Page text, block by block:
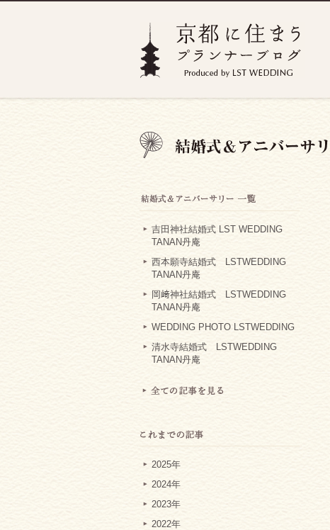
吉田神社結婚式 LST WEDDING
TANAN丹庵
西本願寺結婚式 LSTWEDDING
TANAN丹庵
岡﨑神社結婚式 LSTWEDDING
TANAN丹庵
WEDDING PHOTO LSTWEDDING
清水寺結婚式 LSTWEDDING
TANAN丹庵
2025年
2024年
2023年
2022年